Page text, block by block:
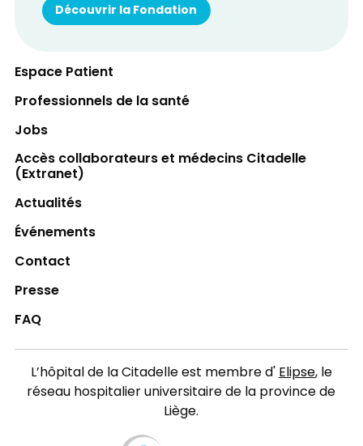
Découvrir la Fondation
Espace Patient
Professionnels de la santé
Jobs
Accès collaborateurs et médecins Citadelle
(Extranet)
Actualités
Événements
Contact
Presse
FAQ
L’hôpital de la Citadelle est membre d'Elipse, le
réseau hospitalier universitaire de la province de
Liège.